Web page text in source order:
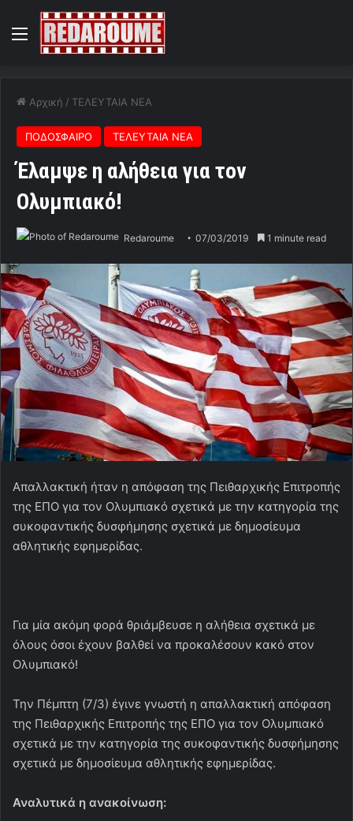
Menu
Αρχική / ΤΕΛΕΥΤΑΙΑ ΝΕΑ
ΠΟΔΟΣΦΑΙΡΟ ΤΕΛΕΥΤΑΙΑ ΝΕΑ
Έλαμψε η αλήθεια για τον
Ολυμπιακό!
Redaroume 07/03/2019 1 minute read
Απαλλακτική ήταν η απόφαση της Πειθαρχικής Επιτροπής
της ΕΠΟ για τον Ολυμπιακό σχετικά με την κατηγορία της
συκοφαντικής δυσφήμησης σχετικά με δημοσίευμα
αθλητικής εφημερίδας.
Για μία ακόμη φορά θριάμβευσε η αλήθεια σχετικά με
όλους όσοι έχουν βαλθεί να προκαλέσουν κακό στον
Ολυμπιακό!
Την Πέμπτη (7/3) έγινε γνωστή η απαλλακτική απόφαση
της Πειθαρχικής Επιτροπής της ΕΠΟ για τον Ολυμπιακό
σχετικά με την κατηγορία της συκοφαντικής δυσφήμησης
σχετικά με δημοσίευμα αθλητικής εφημερίδας.
Αναλυτικά η ανακοίνωση: